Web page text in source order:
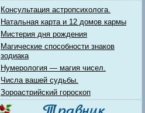
Консультация астропсихолога.
Натальная карта и 12 домов кармы
Мистерия дня рождения
Магические способности знаков
зодиака
Нумерология — магия чисел.
Числа вашей судьбы.
Зороастрийский гороскоп